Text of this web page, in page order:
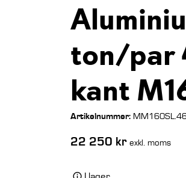
ton/par
kant
Artikelnummer:
22 250 kr exkl. moms